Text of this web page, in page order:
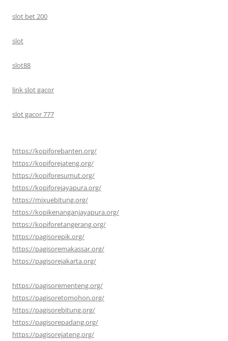
slot bet 200
slot
slot88
link slot gacor
slot gacor 777
https://kopiforebanten.org/
https://kopiforejateng.org/
https://kopiforesumut.org/
https://kopiforejayapura.org/
https://mixuebitung.org/
https://kopikenanganjayapura.org/
https://kopiforetangerang.org/
https://pagisorepik.org/
https://pagisoremakassar.org/
https://pagisorejakarta.org/
https://pagisorementeng.org/
https://pagisoretomohon.org/
https://pagisorebitung.org/
https://pagisorepadang.org/
https://pagisorejateng.org/